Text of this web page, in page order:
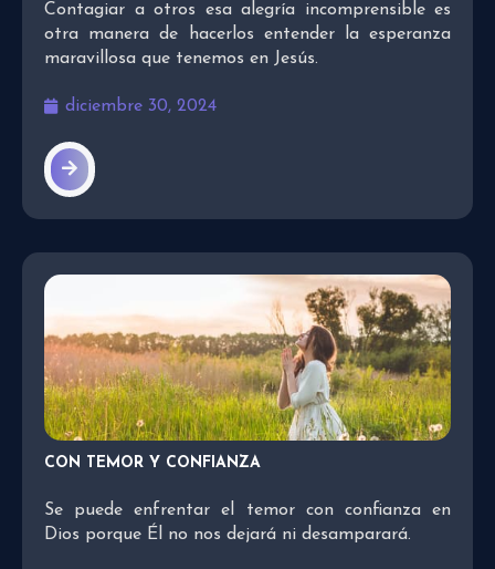
Contagiar a otros esa alegría incomprensible es
otra manera de hacerlos entender la esperanza
maravillosa que tenemos en Jesús.
diciembre 30, 2024
CON TEMOR Y CONFIANZA
Se puede enfrentar el temor con confianza en
Dios porque Él no nos dejará ni desamparará.